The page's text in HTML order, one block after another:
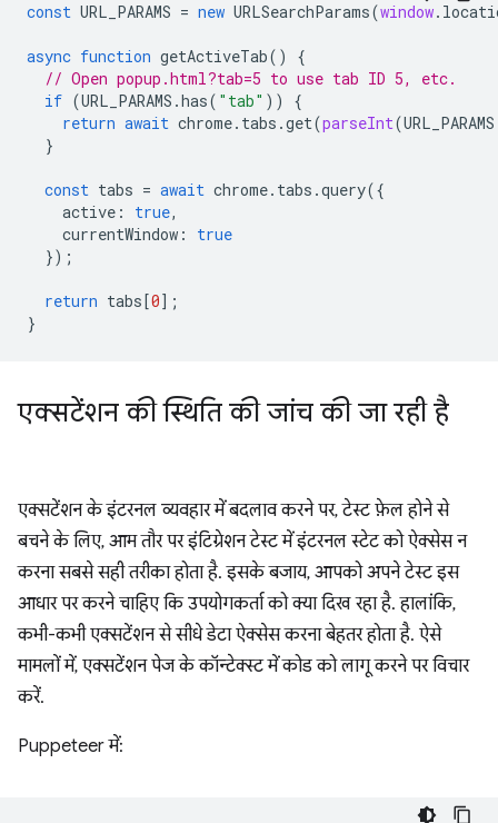
const URL_PARAMS = new URLSearchParams(window.
async function getActiveTab()
{
// Open popup.html?tab=5 to use tab ID 5, etc.
if (URL_PARAMS .has( "tab" ))
{
return await chrome. tabs .get(parseInt(URL_PARAMS
}
const tabs = await chrome. tabs .query({
active : true,
currentWindow :
true
});
return tabs[0];
}
एक्सटेंशन की स्थिति की जांच की जा रही है
एक्सटेंशन के इंटरनल व्यवहार में बदलाव करने पर, टेस्ट फ़ेल होने से
बचने के लिए, आम तौर पर इंटिग्रेशन टेस्ट में इंटरनल स्टेट को ऐक्सेस न
करना सबसे सही तरीका होता है. इसके बजाय, आपको अपने टेस्ट इस
आधार पर करने चाहिए कि उपयोगकर्ता को क्या दिख रहा है. हालांकि,
कभी-कभी एक्सटेंशन से सीधे डेटा ऐक्सेस करना बेहतर होता है. ऐसे
मामलों में, एक्सटेंशन पेज के कॉन्टेक्स्ट में कोड को लागू करने पर विचार
करें.
Puppeteer में: